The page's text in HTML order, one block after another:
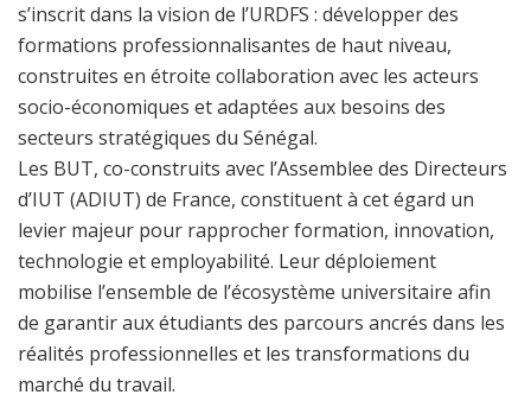
s’inscrit dans la vision de l’URDFS : développer des
formations professionnalisantes de haut niveau,
construites en étroite collaboration avec les acteurs
socio-économiques et adaptées aux besoins des
secteurs stratégiques du Sénégal.
Les BUT, co-construits avec l’Assemblee des Directeurs
d’IUT (ADIUT) de France, constituent à cet égard un
levier majeur pour rapprocher formation, innovation,
technologie et employabilité. Leur déploiement
mobilise l’ensemble de l’écosystème universitaire afin
de garantir aux étudiants des parcours ancrés dans les
réalités professionnelles et les transformations du
marché du travail.